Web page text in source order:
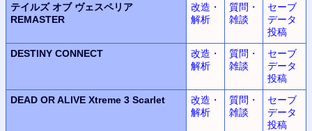
テイルズ オブ ヴェスペリア
REMASTER
改造・
解析
質問・
雑談
セーブ
データ
投稿
DESTINY CONNECT
改造・
解析
質問・
雑談
セーブ
データ
投稿
DEAD OR ALIVE Xtreme 3 Scarlet
改造・
解析
質問・
雑談
セーブ
データ
投稿